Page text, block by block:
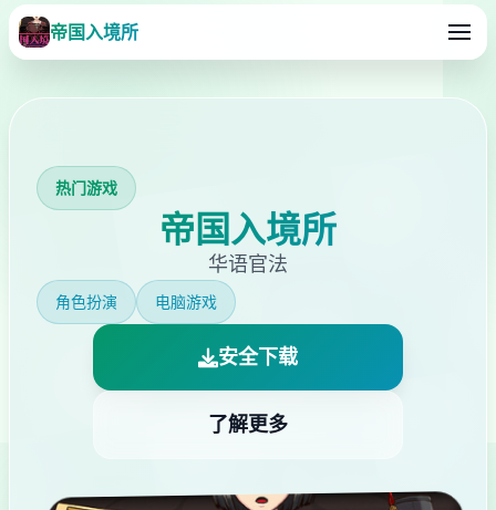
帝国入境所
热门游戏
帝国入境所
华语官法
角色扮演 电脑游戏
安全下载
了解更多